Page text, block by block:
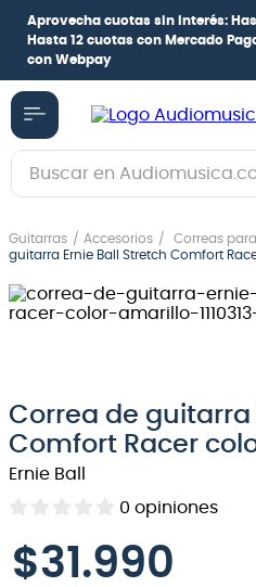
Aprovecha cuotas sin interés:
Hasta 12 cuotas con Mercado
con Webpay
Buscar en Audiomusica.com
Guitarras Accesorios Correas
guitarra Ernie Ball Stretch Comfort
Correa de guitarra
Comfort Racer
Ernie Ball
0 opiniones
$31 .990
1.
guitarra electrica
2.
bajo
5.
amplificador
6.
guitarra
7.
teclado
micrófono
9 .
bateria